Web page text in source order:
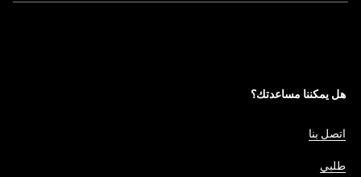
هل يمكننا مساعدتك؟
اتصل بنا
طلبي